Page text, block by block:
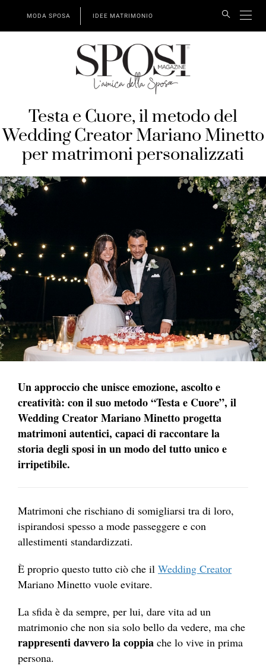
MODA SPOSA IDEE MATRIMONIO
Testa e Cuore, il metodo del
Wedding Creator Mariano Minetto
per matrimoni personalizzati
Un approccio che unisce emozione, ascolto e
creatività: con il suo metodo “Testa e Cuore”, il
Wedding Creator Mariano Minetto progetta
matrimoni autentici, capaci di raccontare la
storia degli sposi in un modo del tutto unico e
irripetibile.
Matrimoni che rischiano di somigliarsi tra di loro,
ispirandosi spesso a mode passeggere e con
allestimenti standardizzati.
È proprio questo tutto ciò che il Wedding Creator
Mariano Minetto vuole evitare.
La sfida è da sempre, per lui, dare vita ad un
matrimonio che non sia solo bello da vedere, ma che
rappresenti davvero la coppia che lo vive in prima
persona.